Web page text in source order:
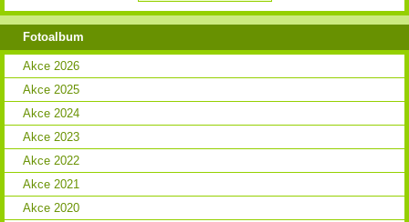
Fotoalbum
Akce 2026
Akce 2025
Akce 2024
Akce 2023
Akce 2022
Akce 2021
Akce 2020